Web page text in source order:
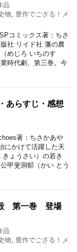
品
物
豊作でござる！メ
コミックス著：ちさ
社:リイド社 藩の農
めじろ いちのす
時代劇、第三巻。今
あらすじ・感想
著：ちさかあや
にかけて活躍した天
ょうさい）の若き
甲斐洞郁（かい とう
殿 第一巻 登場
品
物
豊作でござる！メ